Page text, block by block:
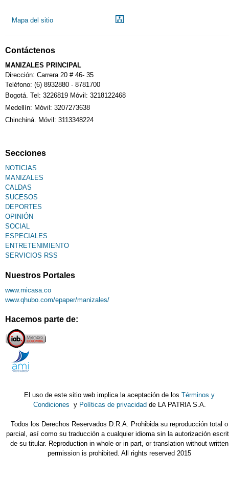
Calendario Tributario
Sudoku
Mapa del sitio
Contáctenos
MANIZALES PRINCIPAL
Dirección: Carrera 20 # 46- 35
Teléfono: (6) 8932880 - 8781700
Bogotá. Tel: 3226819 Móvil: 3218122468
Medellín: Móvil: 3207273638
Chinchiná. Móvil: 3113348224
Secciones
NOTICIAS
MANIZALES
CALDAS
SUCESOS
DEPORTES
OPINIÓN
SOCIAL
ESPECIALES
ENTRETENIMIENTO
SERVICIOS RSS
Nuestros Portales
www.micasa.co
www.qhubo.com/epaper/manizales/
Hacemos parte de:
El uso de este sitio web implica la aceptación de losTérminos y
Condiciones y Políticas de privacidad de LA PATRIA S.A.
Todos los Derechos Reservados D.R.A. Prohibida su reproducción total o
parcial, así como su traducción a cualquier idioma sin la autorización
de su titular. Reproduction in whole or in part, or translation without written
permission is prohibited. All rights reserved 2015